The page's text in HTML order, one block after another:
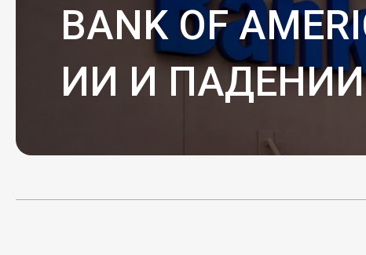
BANK OF
ИИ И ПАДЕНИИ